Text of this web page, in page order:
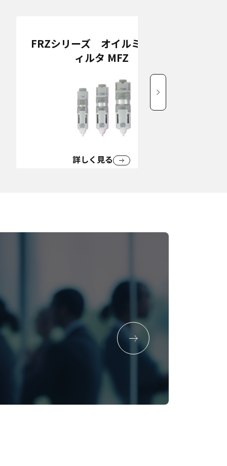
FRZシリーズ オイルミストフ
ィルタ MFZ
詳しく見る